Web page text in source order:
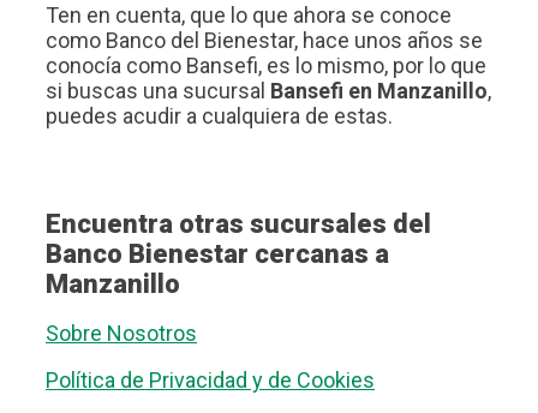
Ten en cuenta, que lo que ahora se conoce
como Banco del Bienestar, hace unos años se
conocía como Bansefi, es lo mismo, por lo que
si buscas una sucursal Bansefi en Manzanillo,
puedes acudir a cualquiera de estas.
Encuentra otras sucursales del
Banco Bienestar cercanas a
Manzanillo
Sobre Nosotros
Política de Privacidad y de Cookies